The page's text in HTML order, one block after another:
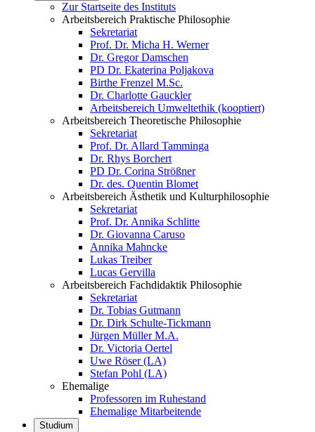
Zur Startseite des Instituts
Arbeitsbereich Praktische Philosophie
Sekretariat
Prof. Dr. Micha H. Werner
Dr. Gregor Damschen
PD Dr. Ekaterina Poljakova
Birthe Frenzel M.Sc.
Dr. Charlotte Gauckler
Arbeitsbereich Umweltethik (kooptiert)
Arbeitsbereich Theoretische Philosophie
Sekretariat
Prof. Dr. Allard Tamminga
Dr. Rhys Borchert
PD Dr. Corina Strößner
Dr. des. Quentin Blomet
Arbeitsbereich Ästhetik und Kulturphilosophie
Sekretariat
Prof. Dr. Annika Schlitte
Dr. Giovanna Caruso
Annika Mahncke
Lukas Treiber
Lucas Gervilla
Arbeitsbereich Fachdidaktik Philosophie
Sekretariat
Dr. Tobias Gutmann
Dr. Dirk Schulte-Tickmann
Jürgen Müller M.A.
Dr. Victoria Oertel
Uwe Röser (LA)
Stefan Pohl (LA)
Ehemalige
Professoren im Ruhestand
Ehemalige Mitarbeitende
Studium